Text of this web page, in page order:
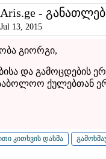
Aris.ge -
გიორგი,
და გამოცდების
ქულებთან
Jul 13, 2015